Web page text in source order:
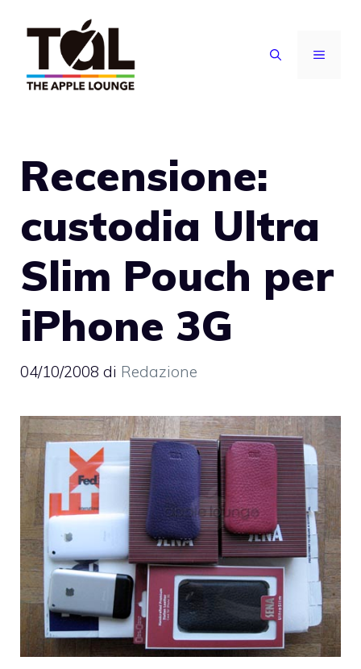
contenuto
MENU
Recensione:
custodia Ultra
Slim Pouch per
iPhone 3G
04/10/2008 di Redazione